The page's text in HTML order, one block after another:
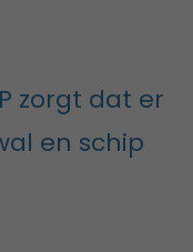
zorgt dat er
en schip